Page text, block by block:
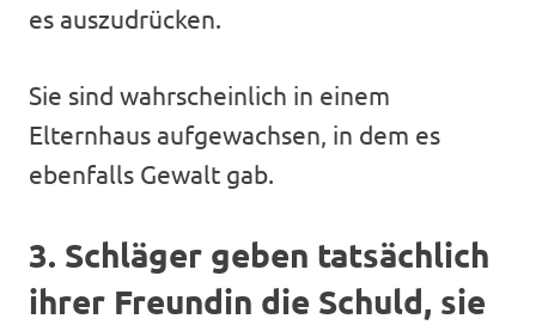
es auszudrücken.
Sie sind wahrscheinlich in einem
Elternhaus aufgewachsen, in dem es
ebenfalls Gewalt gab.
3. Schläger geben tatsächlich
ihrer Freundin die Schuld, sie